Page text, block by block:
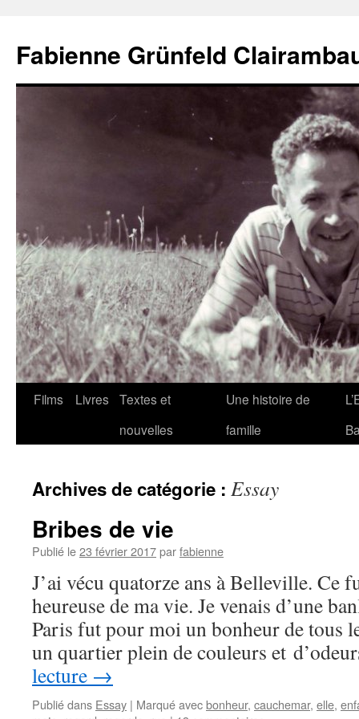
contenu
Fabienne Grünfeld
Films Livres
Textes et
nouvelles
Une histoire de
famille
Archives de catégorie : Essay
Bribes de vie
Publié le23 février 2017parfabienne
J’ai vécu quatorze ans à Belleville. Ce
heureuse de ma vie. Je venais d’une
Paris fut pour moi un bonheur de tous
un quartier plein de couleurs et
lecture →
Publié dans Essay | Marqué avecbonheur, cauchemar, elle,